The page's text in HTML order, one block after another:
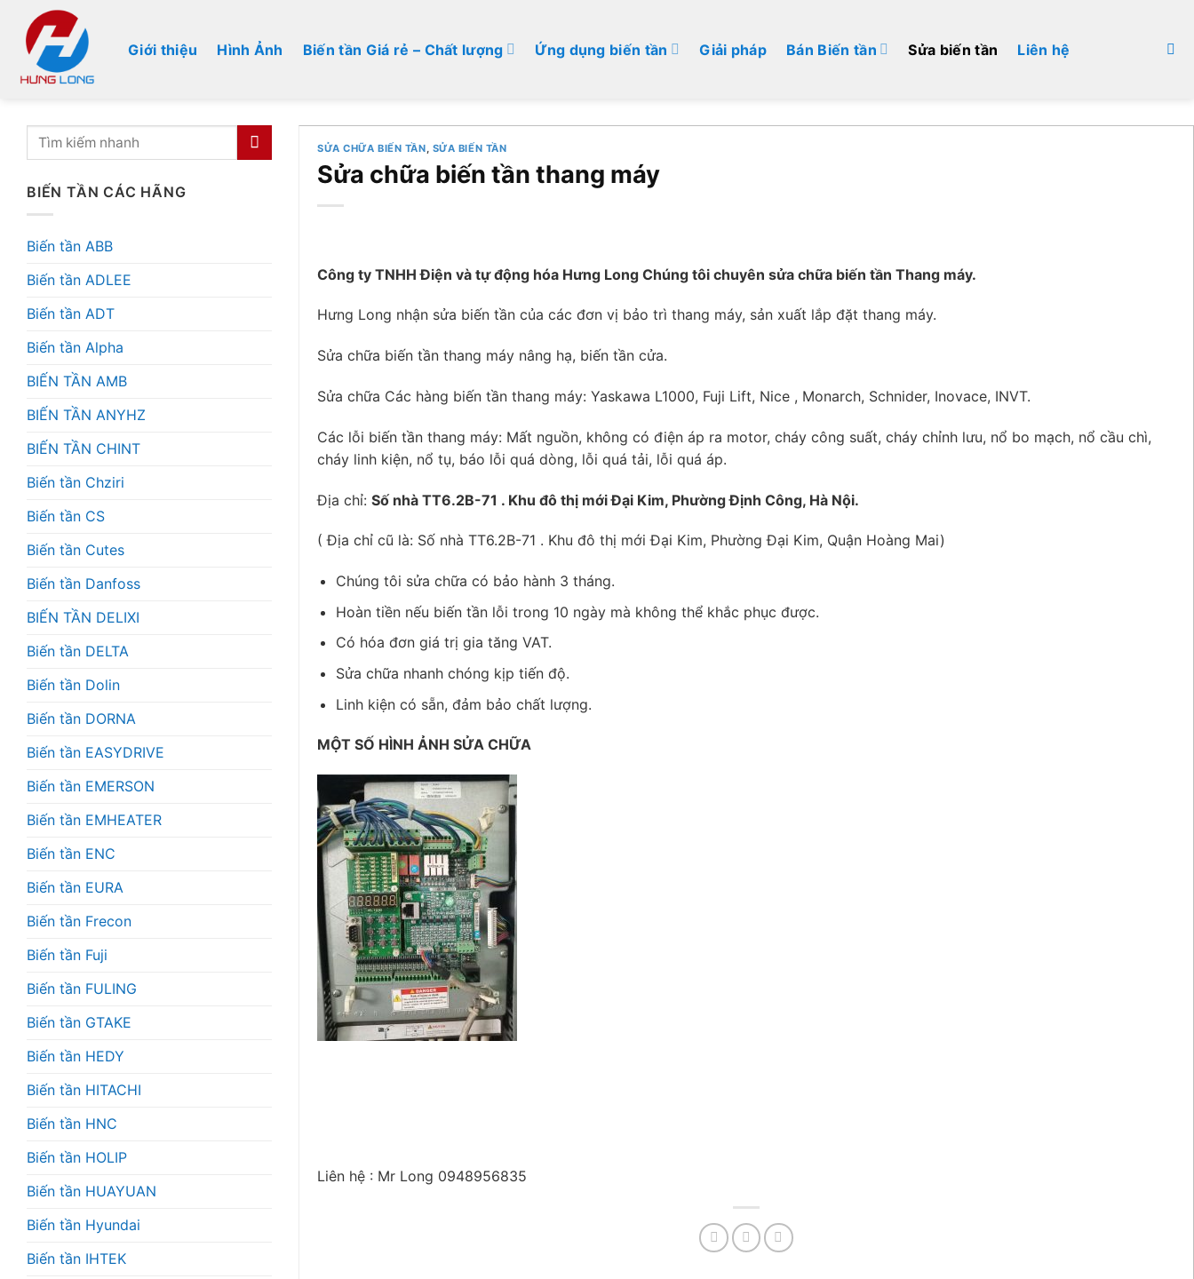
dung
Giới thiệu Hình Ảnh Biến tần Giá rẻ – Chất lượng Ứng dụng biến tần Giải pháp Bán Biến tần Sửa biến tần Liên hệ
BIẾN TẦN CÁC HÃNG
Biến tần ABB
Biến tần ADLEE
Biến tần ADT
Biến tần Alpha
BIẾN TẦN AMB
BIẾN TẦN ANYHZ
BIẾN TẦN CHINT
Biến tần Chziri
Biến tần CS
Biến tần Cutes
Biến tần Danfoss
BIẾN TẦN DELIXI
Biến tần DELTA
Biến tần Dolin
Biến tần DORNA
Biến tần EASYDRIVE
Biến tần EMERSON
Biến tần EMHEATER
Biến tần ENC
Biến tần EURA
Biến tần Frecon
Biến tần Fuji
Biến tần FULING
Biến tần GTAKE
Biến tần HEDY
Biến tần HITACHI
Biến tần HNC
Biến tần HOLIP
Biến tần HUAYUAN
Biến tần Hyundai
Biến tần IHTEK
SỬA CHỮA BIẾN TẦN, SỬA BIẾN TẦN
Sửa chữa biến tần thang máy
Công ty TNHH Điện và tự động hóa Hưng Long Chúng tôi chuyên sửa chữa biến tần Thang máy.
Hưng Long nhận sửa biến tần của các đơn vị bảo trì thang máy, sản xuất lắp đặt thang máy.
Sửa chữa biến tần thang máy nâng hạ, biến tần cửa.
Sửa chữa Các hàng biến tần thang máy: Yaskawa L1000, Fuji Lift, Nice , Monarch, Schnider, Inovace, INVT.
Các lỗi biến tần thang máy: Mất nguồn, không có điện áp ra motor, cháy công suất, cháy chỉnh lưu, nổ bo mạch, nổ cầu chì,
cháy linh kiện, nổ tụ, báo lỗi quá dòng, lỗi quá tải, lỗi quá áp.
Địa chỉ: Số nhà TT6.2B-71 . Khu đô thị mới Đại Kim, Phường Định Công, Hà Nội.
( Địa chỉ cũ là: Số nhà TT6.2B-71 . Khu đô thị mới Đại Kim, Phường Đại Kim, Quận Hoàng Mai)
Chúng tôi sửa chữa có bảo hành 3 tháng.
Hoàn tiền nếu biến tần lỗi trong 10 ngày mà không thể khắc phục được.
Có hóa đơn giá trị gia tăng VAT.
Sửa chữa nhanh chóng kịp tiến độ.
Linh kiện có sẵn, đảm bảo chất lượng.
MỘT SỐ HÌNH ẢNH SỬA CHỮA
Liên hệ : Mr Long 0948956835